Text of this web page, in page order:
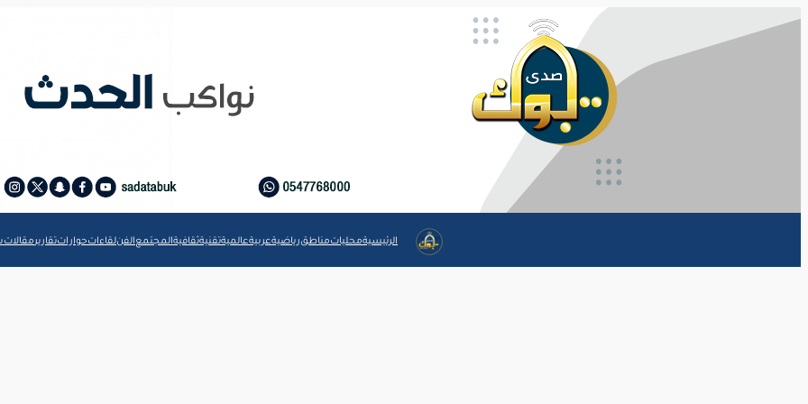
تخطى
الرئيسيةمحلياتمناطقرياضيةعربيةعالميةتقنيةثقافيةالمجتمعالفنلقاءاتحواراتتقاريرمقالات